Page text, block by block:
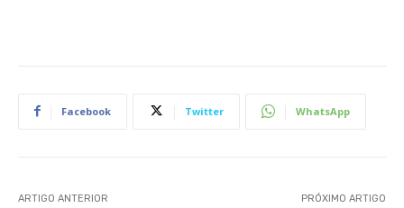
Facebook Twitter WhatsApp
ARTIGO ANTERIOR PRÓXIMO ARTIGO